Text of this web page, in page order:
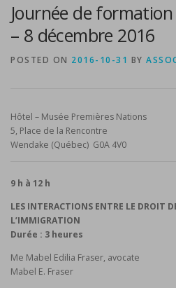
SERVICES ET RESSOURCES
Journée de
– 8 décembre 2016
POSTED ON 2016-10-31 BY
Hôtel – Musée Premières Nations
5, Place de la Rencontre
Wendake (Québec) G0A 4V0
9 h à 12 h
LES INTERACTIONS ENTRE LE DROIT
L’IMMIGRATION
Durée : 3 heures
Me Mabel Edilia Fraser, avocate
Mabel E. Fraser